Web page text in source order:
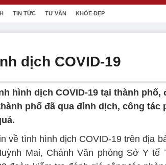
TIN TỨC TƯ VẤN KHỎE ĐẸP
dịch COVID-19
hình dịch COVID-19 tại thành phố,
phố đã qua đỉnh dịch, công tác
về tình hình dịch COVID-19 trên địa
Mai, Chánh Văn phòng Sở Y tế